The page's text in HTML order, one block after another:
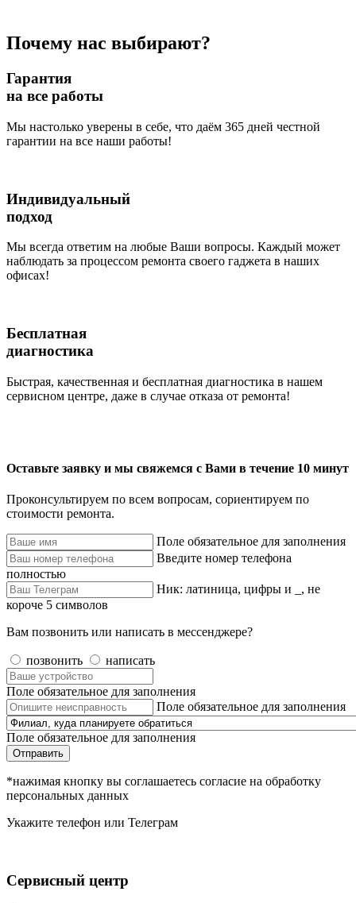
Почему нас выбирают?
Гарантия
на все работы
Мы настолько уверены в себе, что даём 365 дней честной
гарантии на все наши работы!
Индивидуальный
подход
Мы всегда ответим на любые Ваши вопросы. Каждый может
наблюдать за процессом ремонта своего гаджета в наших
офисах!
Бесплатная
диагностика
Быстрая, качественная и бесплатная диагностика в нашем
сервисном центре, даже в случае отказа от ремонта!
Оставьте заявку и мы свяжемся с Вами в течение 10 минут
Проконсультируем по всем вопросам, сориентируем по
стоимости ремонта.
Поле обязательное для заполнения
Введите номер телефона
полностью
Ник: латиница, цифры и _, не
короче 5 символов
Вам позвонить или написать в мессенджере?
позвонить написать
Поле обязательное для заполнения
Поле обязательное для заполнения
Поле обязательное для заполнения
Отправить
*нажимая кнопку вы соглашаетесь согласие на обработку
персональных данных
Укажите телефон или Телеграм
Сервисный центр